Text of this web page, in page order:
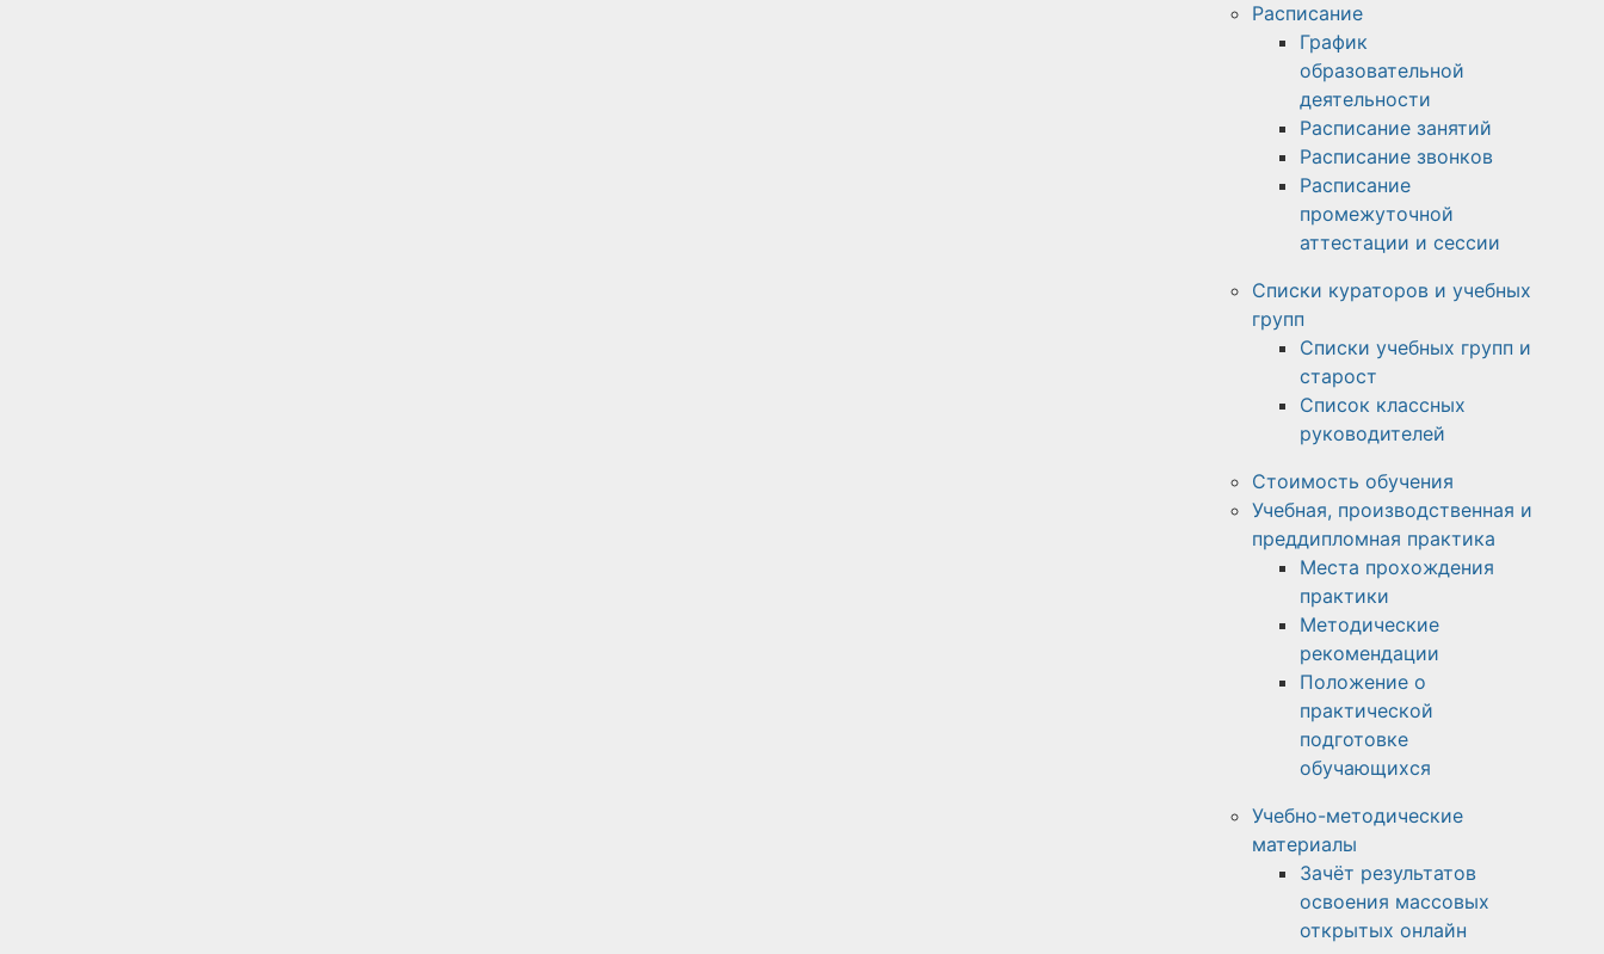
Расписание
График
образовательной
деятельности
Расписание занятий
Расписание звонков
Расписание
промежуточной
аттестации и сессии
Списки кураторов и учебных
групп
Списки учебных групп и
старост
Список классных
руководителей
Стоимость обучения
Учебная, производственная и
преддипломная практика
Места прохождения
практики
Методические
рекомендации
Положение о
практической
подготовке
обучающихся
Учебно-методические
материалы
Зачёт результатов
освоения массовых
открытых онлайн